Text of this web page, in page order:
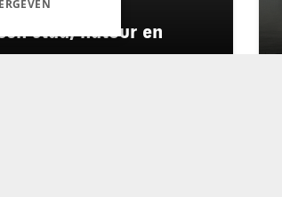
stad, natuur en